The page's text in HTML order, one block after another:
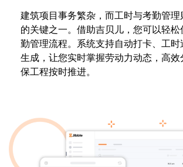
建筑项目事务繁杂，而工时与考勤管
的关键之一。借助吉贝儿，您可以轻
勤管理流程。系统支持自动打卡、工
生成，让您实时掌握劳动力动态，高
保工程按时推进。